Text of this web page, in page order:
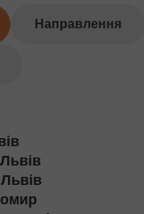
Направлення